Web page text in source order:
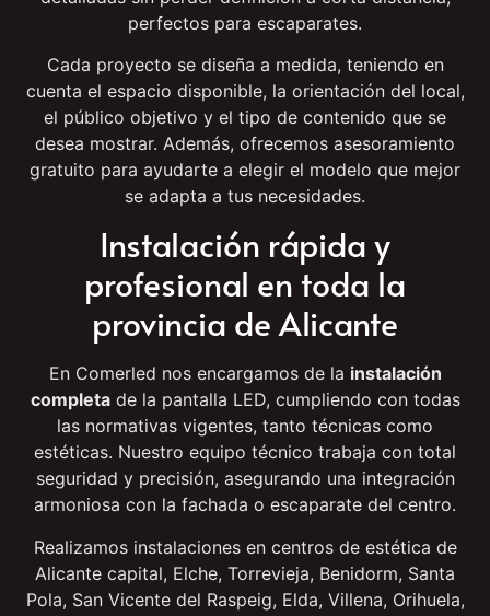
incluso modelos más finos para mostrar imágenes
perfectos para escaparates.
Cada proyecto se diseña a medida, teniendo en
cuenta el espacio disponible, la orientación del local,
el público objetivo y el tipo de contenido que se
desea mostrar. Además, ofrecemos asesoramiento
se adapta a tus necesidades.
Instalación rápida y
profesional en toda la
provincia de Alicante
En Comerled nos encargamos de lainstalación
completade la pantalla LED, cumpliendo con todas
las normativas vigentes, tanto técnicas como
estéticas. Nuestro equipo técnico trabaja con total
seguridad y precisión, asegurando una integración
armoniosa con la fachada o escaparate del centro.
Realizamos instalaciones en centros de estética de